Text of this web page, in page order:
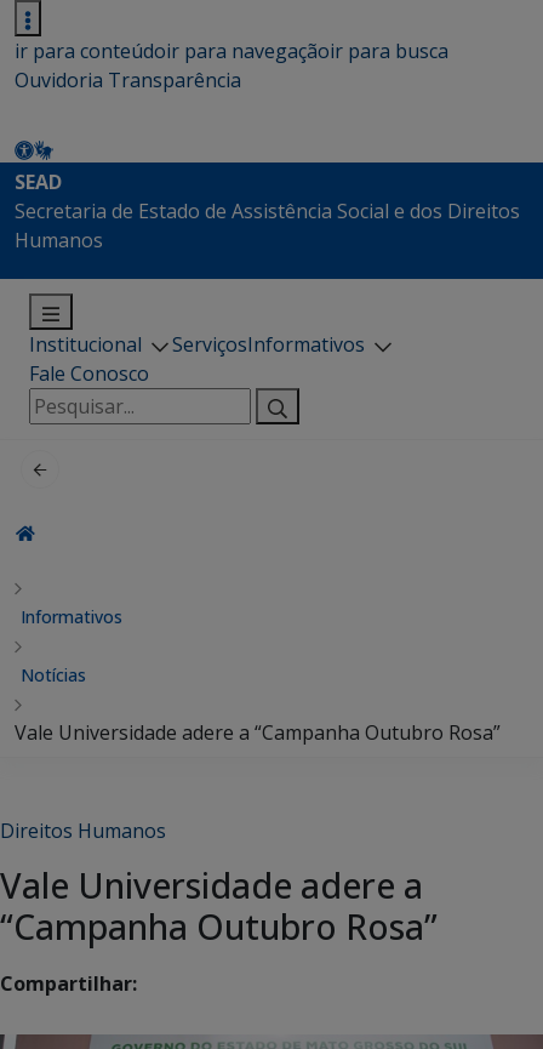
ir para conteúdoir para navegaçãoir para busca
Ouvidoria Transparência
SEAD
Secretaria de Estado de Assistência Social e dos Direitos
Humanos
Institucional ServiçosInformativos
Fale Conosco
Pesquisar
por:
Informativos
Notícias
Vale Universidade adere a “Campanha Outubro Rosa”
Direitos Humanos
Vale Universidade adere a
“Campanha Outubro Rosa”
Compartilhar: